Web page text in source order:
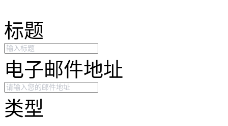
标题
电子邮件地址
类型